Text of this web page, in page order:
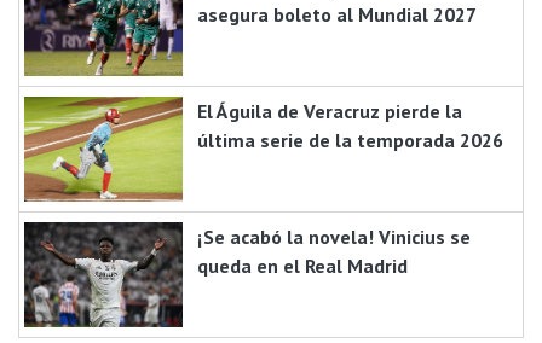
asegura boleto al Mundial 2027
El Águila de Veracruz pierde la
última serie de la temporada 2026
¡Se acabó la novela! Vinicius se
queda en el Real Madrid